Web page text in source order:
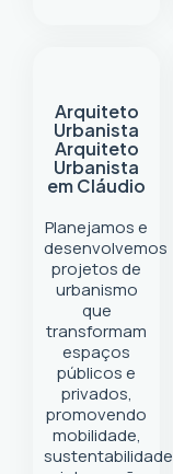
Arquiteto
Urbanista
Arquiteto
Urbanista
em Cláudio
Planejamos e
desenvolvemos
projetos de
urbanismo
que
transformam
espaços
públicos e
privados,
promovendo
mobilidade,
sustentabilidade